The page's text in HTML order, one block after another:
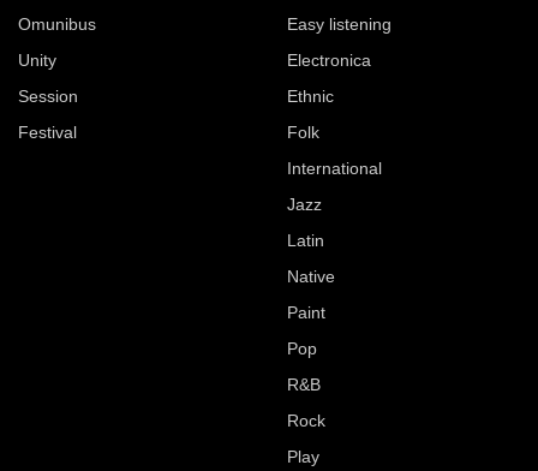
Omunibus
Unity
Session
Festival
Easy listening
Electronica
Ethnic
Folk
International
Jazz
Latin
Native
Paint
Pop
R&B
Rock
Play